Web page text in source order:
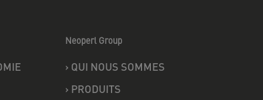
Neoperl Group
› QUI NOUS SOMMES
› PRODUITS